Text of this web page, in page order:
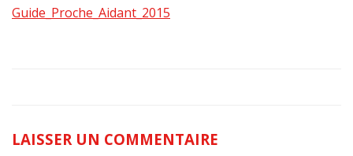
Guide_Proche_Aidant_2015
LAISSER UN COMMENTAIRE